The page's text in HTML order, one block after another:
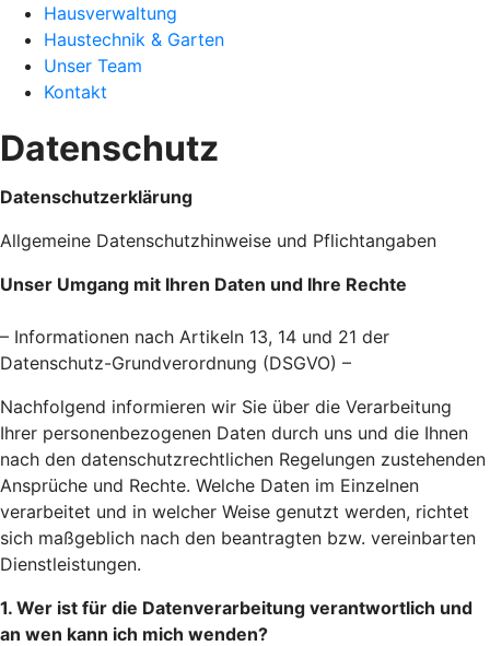
Hausverwaltung
Haustechnik & Garten
Unser Team
Kontakt
Datenschutz
Datenschutzerklärung
Allgemeine Datenschutzhinweise und Pflichtangaben
Unser Umgang mit Ihren Daten und Ihre Rechte
– Informationen nach Artikeln 13, 14 und 21 der
Datenschutz-Grundverordnung (DSGVO) –
Nachfolgend informieren wir Sie über die Verarbeitung
Ihrer personenbezogenen Daten durch uns und die Ihnen
nach den datenschutzrechtlichen Regelungen zustehenden
Ansprüche und Rechte. Welche Daten im Einzelnen
verarbeitet und in welcher Weise genutzt werden, richtet
sich maßgeblich nach den beantragten bzw. vereinbarten
Dienstleistungen.
1. Wer ist für die Datenverarbeitung verantwortlich und
an wen kann ich mich wenden?